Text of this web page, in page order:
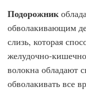
Подорожник
обволакивающим
слизь, которая
желудочно-
волокна обладают
обволакивать все